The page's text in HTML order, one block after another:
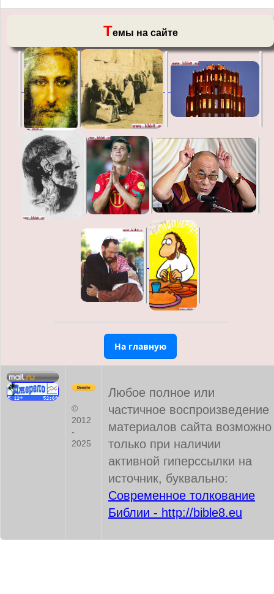
Темы на сайте
На главную
©
2012
-
2025
Любое полное или
частичное воспроизведение
материалов сайта возможно
только при наличии
активной гиперссылки на
источник, буквально:
Современное толкование
Библии - http://bible8.eu